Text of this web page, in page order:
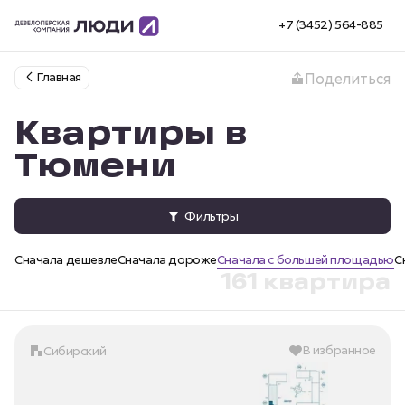
+7 (3452) 564-885
Главная Поделиться
Квартиры в
Тюмени
Фильтры
Сначала дешевлеСначала дорожеСначала с большей площадью
161 квартира
Сибирский В избранное